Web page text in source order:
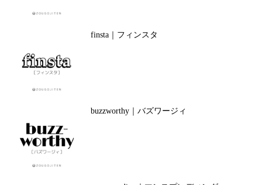
finsta｜フィンスタ
buzzworthy｜バズワージィ